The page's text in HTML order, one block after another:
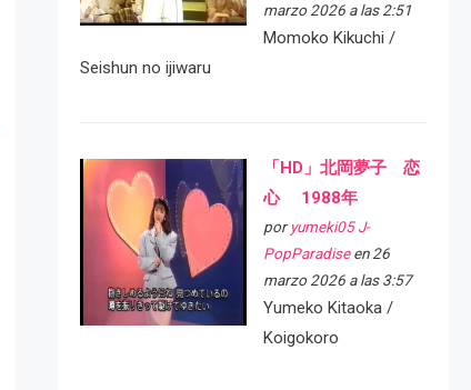
marzo 2026 a las 2:51
Momoko Kikuchi /
Seishun no ijiwaru
「HD」北岡夢子 恋
心 1988年
por yumeki05 J-
PopParadiseen 26
marzo 2026 a las 3:57
Yumeko Kitaoka /
Koigokoro